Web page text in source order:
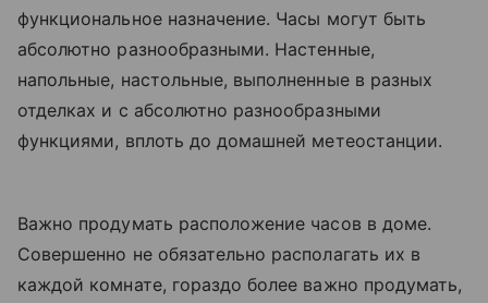
функциональное назначение. Часы могут быть
абсолютно разнообразными. Настенные,
напольные, настольные, выполненные в разных
отделках и с абсолютно разнообразными
функциями, вплоть до домашней метеостанции.
Важно продумать расположение часов в доме.
Совершенно не обязательно располагать их в
каждой комнате, гораздо более важно продумать,